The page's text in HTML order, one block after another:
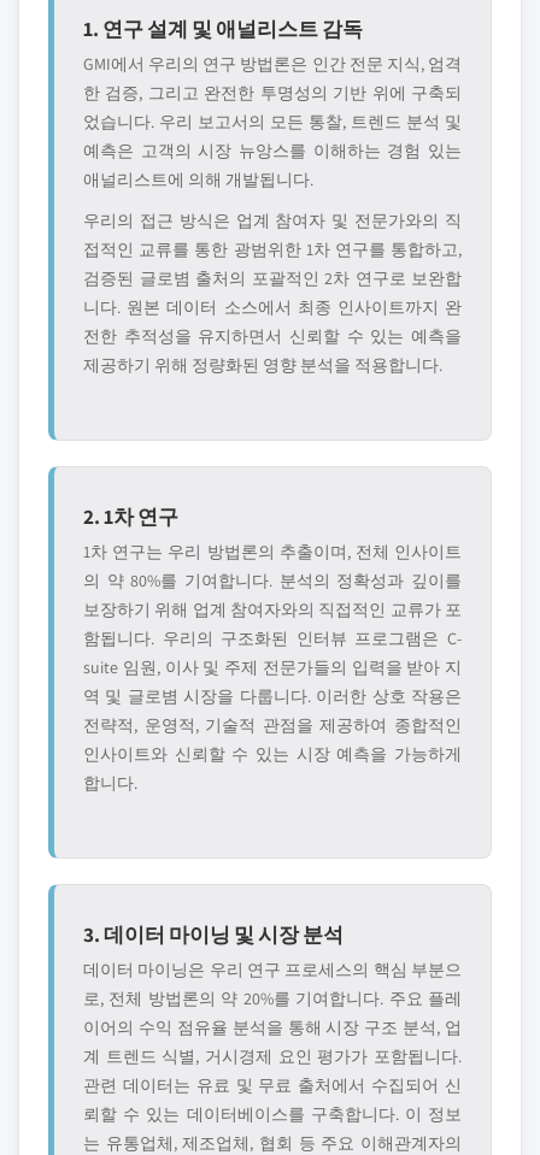
1. 연구 설계 및 애널리스트 감독
GMI에서 우리의 연구 방법론은 인간 전문 지식, 엄격
한 검증, 그리고 완전한 투명성의 기반 위에 구축되
었습니다. 우리 보고서의 모든 통찰, 트렌드 분석 및
예측은 고객의 시장 뉴앙스를 이해하는 경험 있는
애널리스트에 의해 개발됩니다.
우리의 접근 방식은 업계 참여자 및 전문가와의 직
접적인 교류를 통한 광범위한 1차 연구를 통합하고,
검증된 글로볌 출처의 포괄적인 2차 연구로 보완합
니다. 원본 데이터 소스에서 최종 인사이트까지 완
전한 추적성을 유지하면서 신뢰할 수 있는 예측을
제공하기 위해 정량화된 영향 분석을 적용합니다.
2. 1차 연구
1차 연구는 우리 방법론의 추출이며, 전체 인사이트
의 약 80%를 기여합니다. 분석의 정확성과 깊이를
보장하기 위해 업계 참여자와의 직접적인 교류가 포
함됩니다. 우리의 구조화된 인터뷰 프로그램은 C-
suite 임원, 이사 및 주제 전문가들의 입력을 받아 지
역 및 글로볌 시장을 다룹니다. 이러한 상호 작용은
전략적, 운영적, 기술적 관점을 제공하여 종합적인
인사이트와 신뢰할 수 있는 시장 예측을 가능하게
합니다.
3. 데이터 마이닝 및 시장 분석
데이터 마이닝은 우리 연구 프로세스의 핵심 부분으
로, 전체 방법론의 약 20%를 기여합니다. 주요 플레
이어의 수익 점유율 분석을 통해 시장 구조 분석, 업
계 트렌드 식별, 거시경제 요인 평가가 포함됩니다.
관련 데이터는 유료 및 무료 출처에서 수집되어 신
뢰할 수 있는 데이터베이스를 구축합니다. 이 정보
는 유통업체, 제조업체, 협회 등 주요 이해관계자의